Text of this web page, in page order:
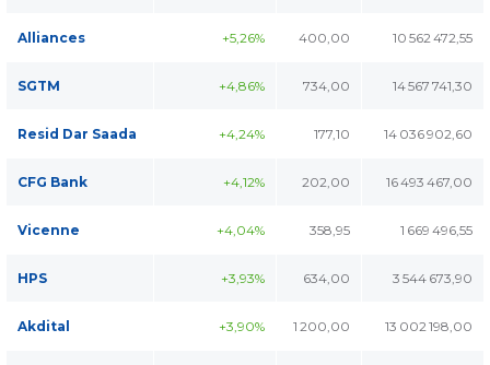
Alliances +5,26% 400,00 10 562 472,55
SGTM +4,86% 734,00 14 567 741,30
Resid Dar Saada +4,24% 177,10 14 036 902,60
CFG Bank +4,12% 202,00 16 493 467,00
Vicenne +4,04% 358,95 1 669 496,55
HPS +3,93% 634,00 3 544 673,90
Akdital +3,90% 1 200,00 13 002 198,00